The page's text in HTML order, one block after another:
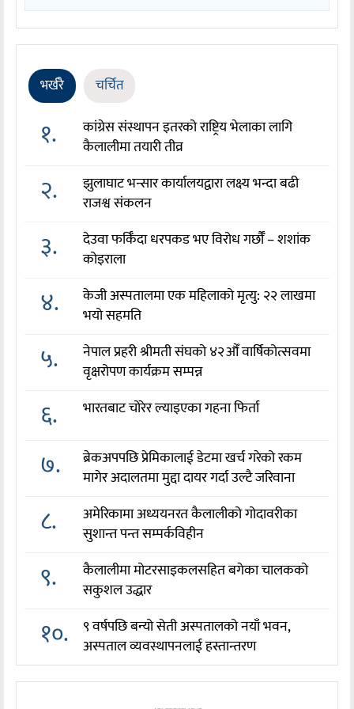
भर्खरै चर्चित
१.
कांग्रेस संस्थापन इतरको राष्ट्रिय भेलाका लागि
कैलालीमा तयारी तीव्र
२.
झुलाघाट भन्सार कार्यालयद्वारा लक्ष्य भन्दा बढी
राजश्व संकलन
३.
देउवा फर्किँदा धरपकड भए विरोध गर्छौँं – शशांक
कोइराला
४.
केजी अस्पतालमा एक महिलाको मृत्यु: २२ लाखमा
भयो सहमति
५.
नेपाल प्रहरी श्रीमती संघको ४२औँ वार्षिकोत्सवमा
वृक्षरोपण कार्यक्रम सम्पन्न
६. भारतबाट चोरेर ल्याइएका गहना फिर्ता
७.
ब्रेकअपपछि प्रेमिकालाई डेटमा खर्च गरेको रकम
मागेर अदालतमा मुद्दा दायर गर्दा उल्टै जरिवाना
८.
अमेरिकामा अध्ययनरत कैलालीको गोदावरीका
सुशान्त पन्त सम्पर्कविहीन
९.
कैलालीमा मोटरसाइकलसहित बगेका चालकको
सकुशल उद्धार
१०.
९ वर्षपछि बन्यो सेती अस्पतालको नयाँ भवन,
अस्पताल व्यवस्थापनलाई हस्तान्तरण